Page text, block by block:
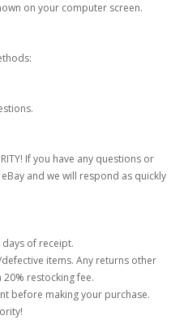
on your computer screen.
If you have any questions or
and we will respond as quickly
of receipt.
items. Any returns other
restocking fee.
before making your purchase.